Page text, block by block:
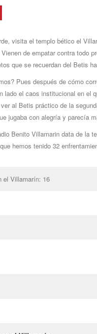
visita el templo bético el
de empatar contra todo
que se recuerdan del Betis
Pues después de cómo
lado el caos institucional en el
al Betis práctico de la
jugaba con alegría y parecía
Benito Villamarin data de la
hemos tenido 32
el Villamarín: 16